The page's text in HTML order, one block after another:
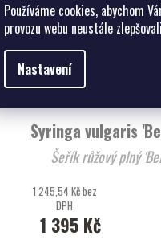
Používáme cookies, abychom
provozu webu neustále
Nastavení
Syringa vulgaris
Šeřík růžový plný
1 245,54 Kč bez
DPH
1 395 Kč